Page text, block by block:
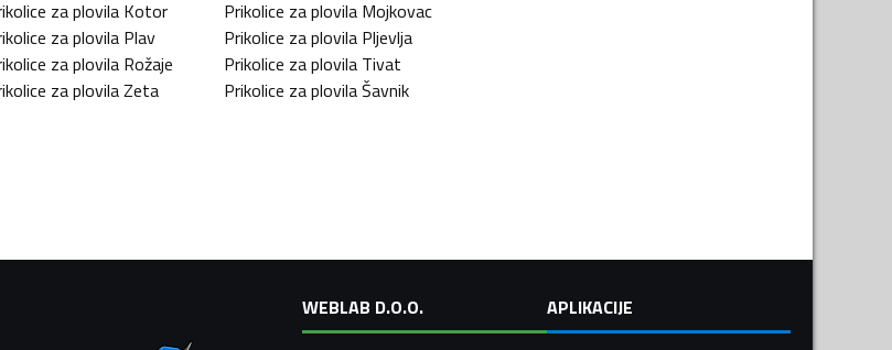
za plovila Kotor Prikolice za plovila Mojkovac
za plovila Plav Prikolice za plovila Pljevlja
za plovila Rožaje Prikolice za plovila Tivat
za plovilaZeta Prikolice za plovilaŠavnik
WEBLAB D.O.O.
APLIKACIJE